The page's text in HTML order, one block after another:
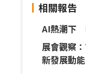
相關報告
AI熱潮下
展會觀察
新發展動能